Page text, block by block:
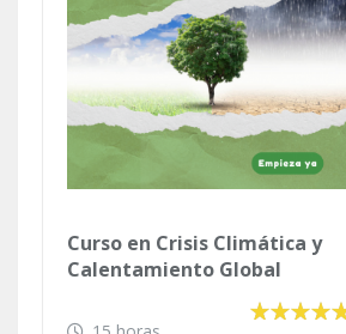
Curso en Crisis Climática y
Calentamiento Global